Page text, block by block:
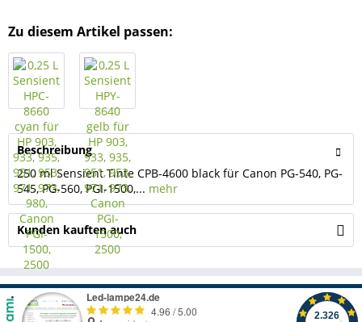
Zu diesem Artikel passen:
Beschreibung
250 ml Sensient Tinte CPB-4600 black für Canon PG-540, PG-
545, PG-560, PGI-1500,... mehr
Kunden kauften auch